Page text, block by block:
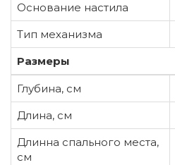
Основание настила
Тип механизма
Размеры
Глубина, см
Длина, см
Длинна спального места,
см